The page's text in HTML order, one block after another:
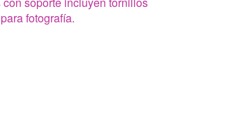
fotografía.